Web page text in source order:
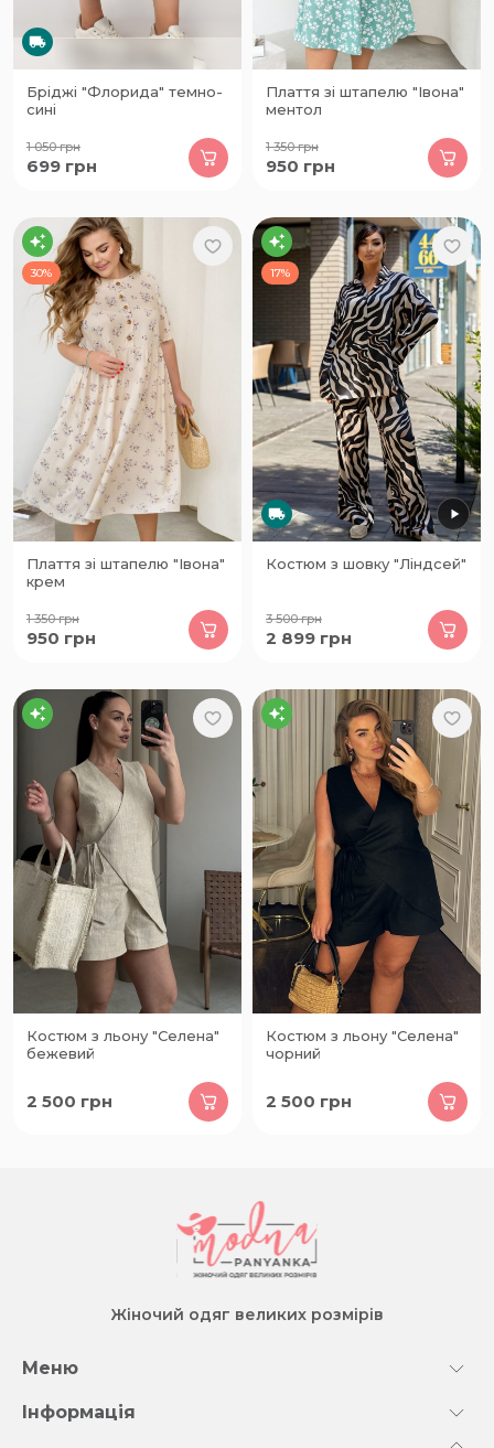
Бріджі "Флорида" темно-
сині
1 050грн
699 грн
Плаття зі штапелю "Івона"
ментол
1 350грн
950 грн
30%
Плаття зі штапелю "Івона"
крем
1 350грн
950 грн
17%
Костюм з шовку "Ліндсей"
3 500грн
2 899 грн
Костюм з льону "Селена"
бежевий
2 500 грн
Костюм з льону "Селена"
чорний
2 500 грн
Жіночий одяг великих розмірів
Меню
Інформація